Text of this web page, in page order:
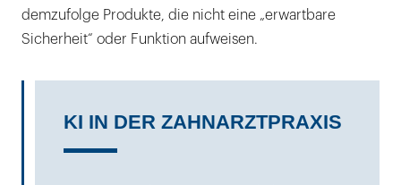
demzufolge Produkte, die nicht eine „erwartbare
Sicherheit“ oder Funktion aufweisen.
KI IN DER ZAHNARZTPRAXIS